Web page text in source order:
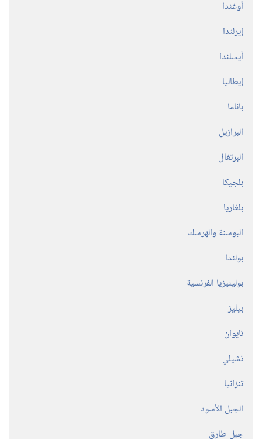
أوغندا
إيرلندا
آيسلندا
إيطاليا
باناما
البرازيل
البرتغال
بلجيكا
بلغاريا
البوسنة والهرسك
بولندا
بولينيزيا الفرنسية
بيليز
تايوان
تشيلي
تنزانيا
الجبل الأسود
جبل طارق